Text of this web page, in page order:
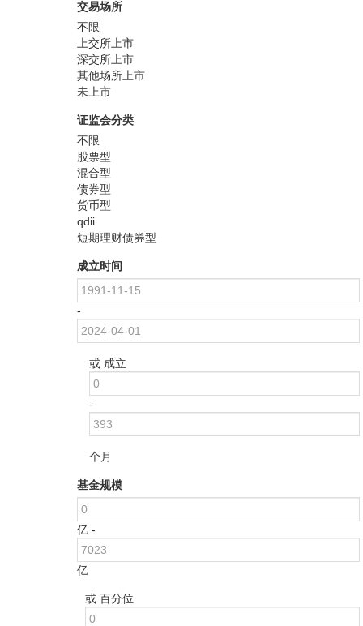
交易场所
不限
上交所上市
深交所上市
其他场所上市
未上市
证监会分类
不限
股票型
混合型
债券型
货币型
qdii
短期理财债券型
成立时间
-
或 成立
-
个月
基金规模
亿 -
亿
或 百分位